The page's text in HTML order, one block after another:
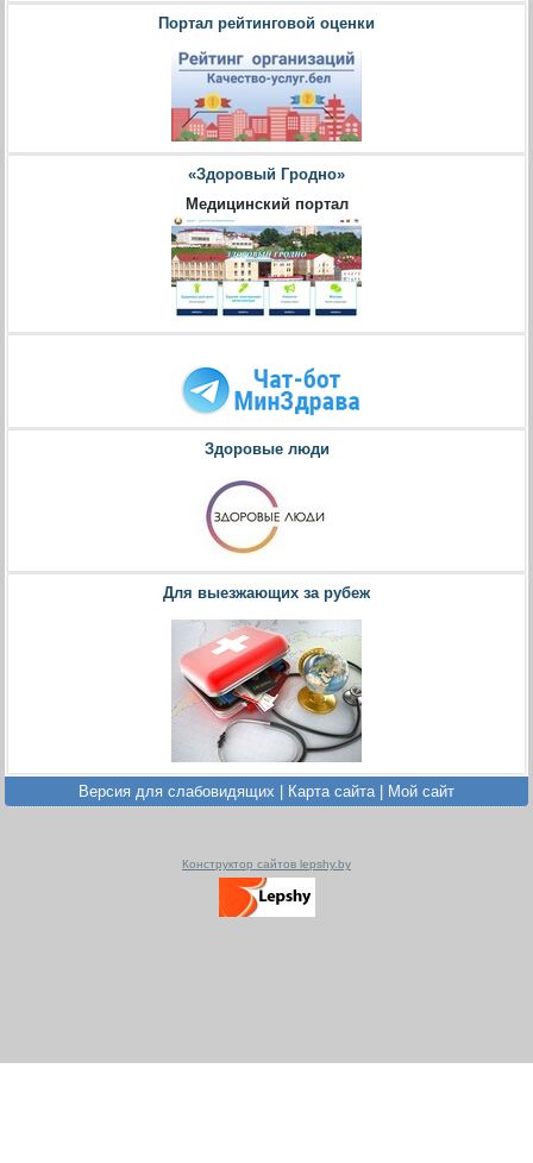
Портал рейтинговой оценки
«Здоровый Гродно»
Медицинский портал
Здоровые люди
Для выезжающих за рубеж
Версия для слабовидящих Карта сайта Мой сайт
Конструктор сайтов lepshy.by